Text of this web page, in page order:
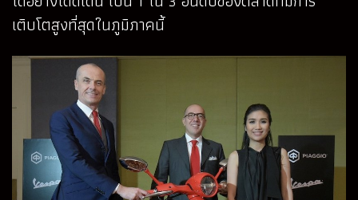
เติบโตสูงที่สุดในภูมิภาคนี้